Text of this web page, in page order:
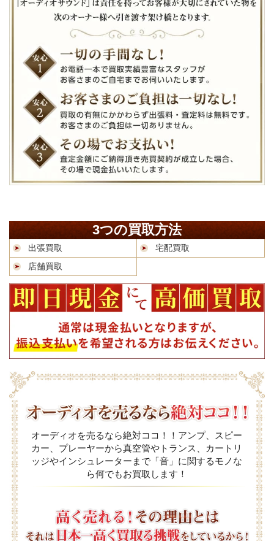
3つの買取方法
出張買取
宅配買取
店舗買取
オーディオを売るなら絶対ココ！！アンプ、スピー
カー、プレーヤーから真空管やトランス、カートリ
ッジやインシュレーターまで「音」に関するモノな
ら何でもお買取します！